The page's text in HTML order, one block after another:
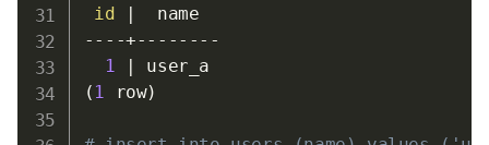
id
  name
----+--------
1
( 1 row)